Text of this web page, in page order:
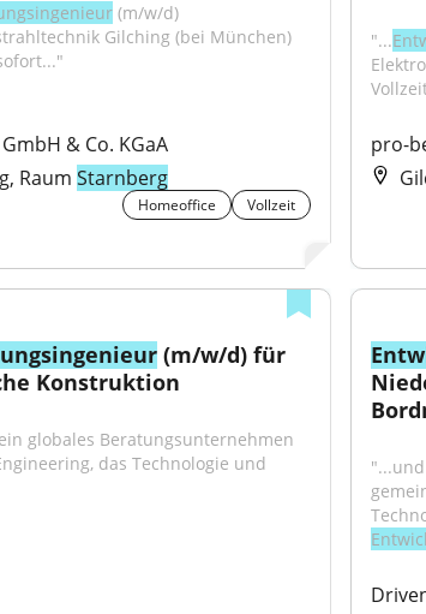
(m/w/d)
Gilching (bei München)
& Co. KGaA
RaumStarnberg
Homeoffice Vollzeit
"...
pro-
(m/w/d) für
Konstruktion
globales Beratungsunternehmen
das Technologie und